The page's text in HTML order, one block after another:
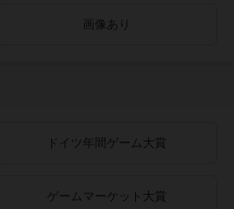
画像あり
ドイツ年間ゲーム大賞
ゲームマーケット大賞